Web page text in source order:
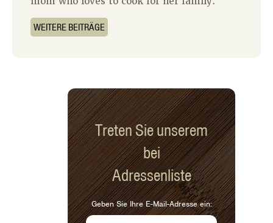
WEITERE BEITRÄGE
Treten Sie unserem
bei
Adressenliste
Geben Sie Ihre E-Mail-Adresse ein: